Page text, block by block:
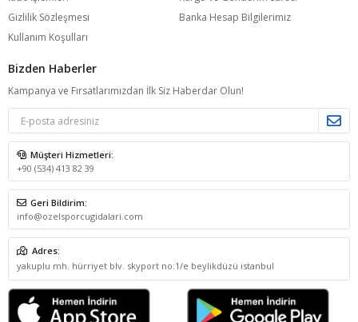
Gizlilik Sözleşmesi
Kullanım Koşulları
Banka Hesap Bilgilerimiz
Bizden Haberler
Kampanya ve Fırsatlarımızdan İlk Siz Haberdar Olun!
Müşteri Hizmetleri:
+90 (534) 413 82 39
Geri Bildirim:
info@ozelsporcugidalari.com
Adres:
yakuplu mh. hürriyet blv. skyport no:1/e beylikdüzü istanbul